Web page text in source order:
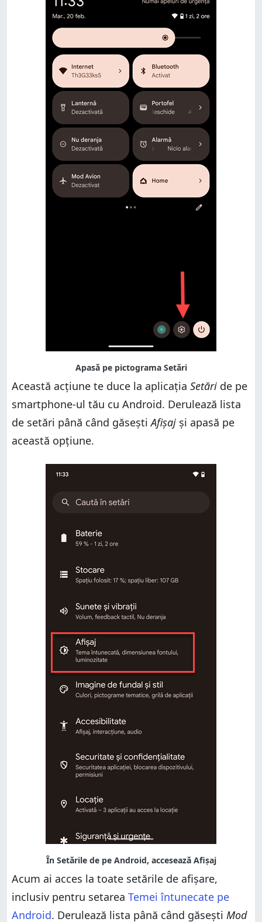
Această acțiune te duce la aplicația Setări de pe
smartphone-ul tău cu Android. Derulează lista
de setări până când găseștiAfișaj și apasă pe
această opțiune.
Acum ai acces la toate setările de afișare,
inclusiv pentru setarea Temei întunecate pe
Android. Derulează lista până când găsești Mod